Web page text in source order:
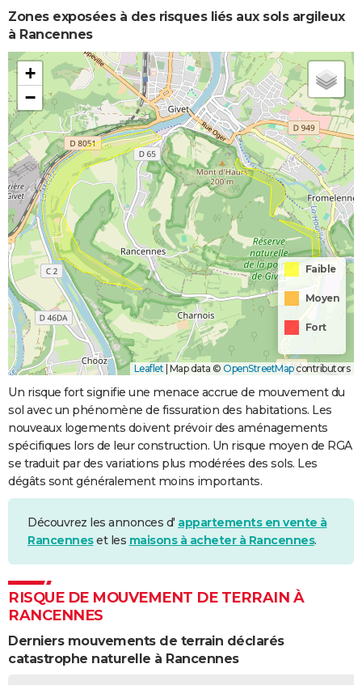
Zones exposées à des risques liés aux sols argileux
à Rancennes
+
−
Faible
Moyen
Fort
Leaflet Map data © OpenStreetMapcontributors
Un risque fort signifie une menace accrue de mouvement du
sol avec un phénomène de fissuration des habitations. Les
nouveaux logements doivent prévoir des aménagements
spécifiques lors de leur construction. Un risque moyen de RGA
se traduit par des variations plus modérées des sols. Les
dégâts sont généralement moins importants.
Découvrez les annonces d' appartements en vente à
Rancenneset les maisons à acheter à Rancennes.
RISQUE DE MOUVEMENT DE TERRAIN À
RANCENNES
Derniers mouvements de terrain déclarés
catastrophe naturelle à Rancennes